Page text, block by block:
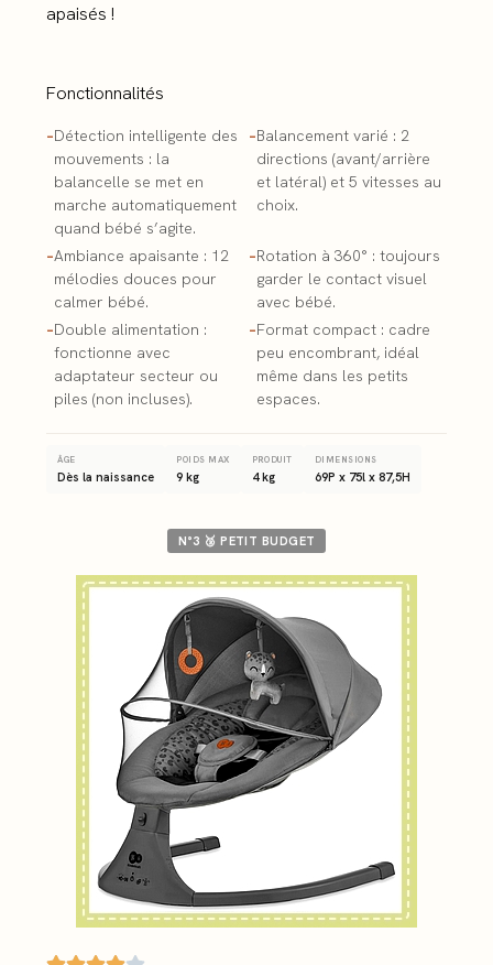
apaisés !
Fonctionnalités
–Détection intelligente des
mouvements : la
balancelle se met en
marche automatiquement
quand bébé s’agite.
–Balancement varié : 2
directions (avant/arrière
et latéral) et 5 vitesses au
choix.
–Ambiance apaisante : 12
mélodies douces pour
calmer bébé.
–Rotation à 360° : toujours
garder le contact visuel
avec bébé.
–Double alimentation :
fonctionne avec
adaptateur secteur ou
piles (non incluses).
–Format compact : cadre
peu encombrant, idéal
même dans les petits
espaces.
ÂGE
Dès la naissance
POIDS MAX
9 kg
PRODUIT
4 kg
DIMENSIONS
69P x 75l x 87,5H
N°3 🥉 PETIT BUDGET